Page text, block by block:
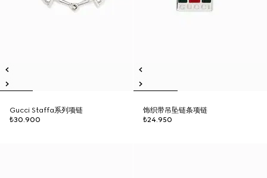
Gucci Staffa系列项链
₺30.900
饰织带吊坠链条项链
₺24.950